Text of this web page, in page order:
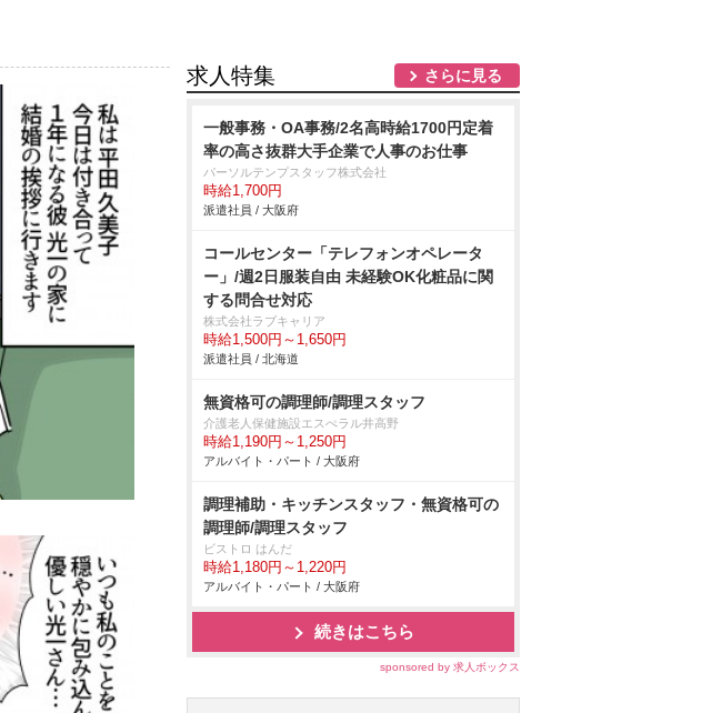
求人特集 さらに見る
一般事務・OA事務/2名高時給1700円定着
率の高さ抜群大手企業で人事のお仕事
パーソルテンプスタッフ株式会社
時給1,700円
派遣社員 / 大阪府
コールセンター「テレフォンオペレータ
ー」/週2日服装自由 未経験OK化粧品に関
する問合せ対応
株式会社ラブキャリア
時給1,500円～1,650円
派遣社員 / 北海道
無資格可の調理師/調理スタッフ
介護老人保健施設エスぺラル井高野
時給1,190円～1,250円
アルバイト・パート / 大阪府
調理補助・キッチンスタッフ・無資格可の
調理師/調理スタッフ
ビストロ はんだ
時給1,180円～1,220円
アルバイト・パート / 大阪府
続きはこちら
sponsored by 求人ボックス